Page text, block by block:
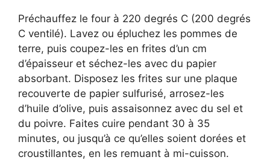
Préchauffez le four à 220 degrés C (200 degrés
C ventilé). Lavez ou épluchez les pommes de
terre, puis coupez-les en frites d’un cm
d’épaisseur et séchez-les avec du papier
absorbant. Disposez les frites sur une plaque
recouverte de papier sulfurisé, arrosez-les
d’huile d’olive, puis assaisonnez avec du sel et
du poivre. Faites cuire pendant 30 à 35
minutes, ou jusqu’à ce qu’elles soient dorées et
croustillantes, en les remuant à mi-cuisson.